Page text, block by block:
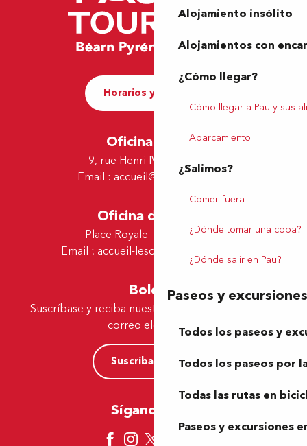
Alojamiento insólito
Alojamientos con
¿Cómo llegar?
Cómo llegar a Pau y sus
Aparcamiento
¿Salimos?
Comer fuera
¿Dónde tomar una copa?
¿Dónde salir en Pau?
Paseos y excursiones
Todos los paseos y
Todos los paseos por
Todas las rutas en
Paseos y excursiones
Horarios y contacto
Oficina de Pau
9, rue Henri IV - 64000 Pau
Email : accueil@tourismepau.fr
Oficina de Lescar
Place Royale - 64230 Lescar
Email : accueil-lescar@tourismepau.fr
Boletín
Suscríbase y reciba nuestras ofertas y noticias por
correo electrónico
Suscríbase ahora
Síganos aquí